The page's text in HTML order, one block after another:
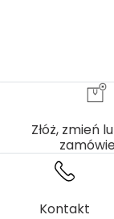
Złóż, zmień
Kontakt